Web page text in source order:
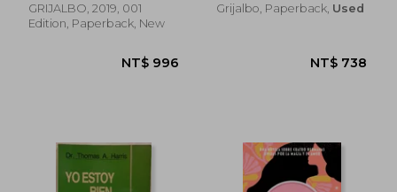
GRIJALBO, 2019, 001
Edition, Paperback, New
Grijalbo, Paperback, Used